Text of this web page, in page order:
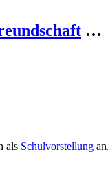
…
als Schul­vor­stellung an.